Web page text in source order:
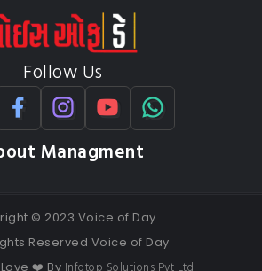
Follow Us
Managment
© 2023 Voice of Day.
Reserved Voice of Day
❤️ By Infotop Solutions Pvt Ltd